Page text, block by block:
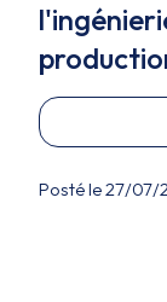
Posté le 27/